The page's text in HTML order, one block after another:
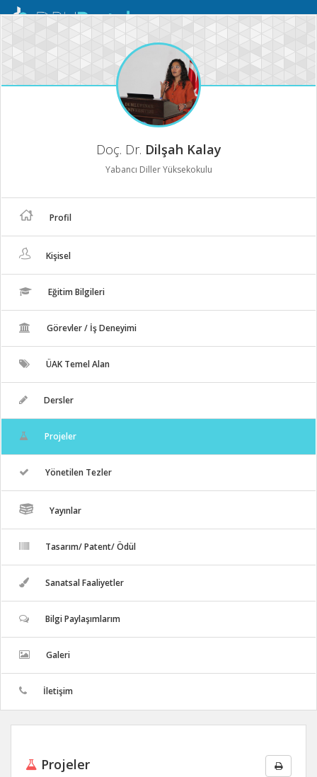
Mobil
Doç. Dr. Dilşah Kalay
Yabancı Diller Yüksekokulu
Profil
Kişisel
Eğitim Bilgileri
Görevler / İş Deneyimi
ÜAK Temel Alan
Dersler
Projeler
Yönetilen Tezler
Yayınlar
Tasarım/ Patent/ Ödül
Sanatsal Faaliyetler
Bilgi Paylaşımlarım
Galeri
İletişim
Projeler